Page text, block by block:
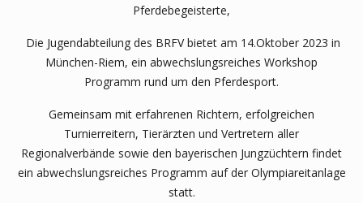
Pferdebegeisterte,
Die Jugendabteilung des BRFV bietet am 14.Oktober 2023 in
München-Riem, ein abwechslungsreiches Workshop
Programm rund um den Pferdesport.
Gemeinsam mit erfahrenen Richtern, erfolgreichen
Turnierreitern, Tierärzten und Vertretern aller
Regionalverbände sowie den bayerischen Jungzüchtern findet
ein abwechslungsreiches Programm auf der Olympiareitanlage
statt.